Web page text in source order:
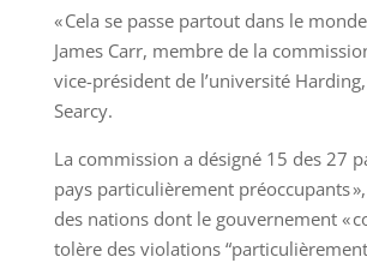
« Cela se passe partout dans le
James Carr, membre de la
vice-président de l’université
Searcy.
La commission a désigné 15 des 27
pays particulièrement préoccupants »,
des nations dont le gouvernement «
tolère des violations